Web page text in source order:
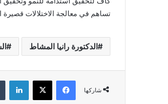
تساهم في معالجة الاختلالات قصيرة
الدكتورة رانيا المشاط
شاركها
فيسبوك X